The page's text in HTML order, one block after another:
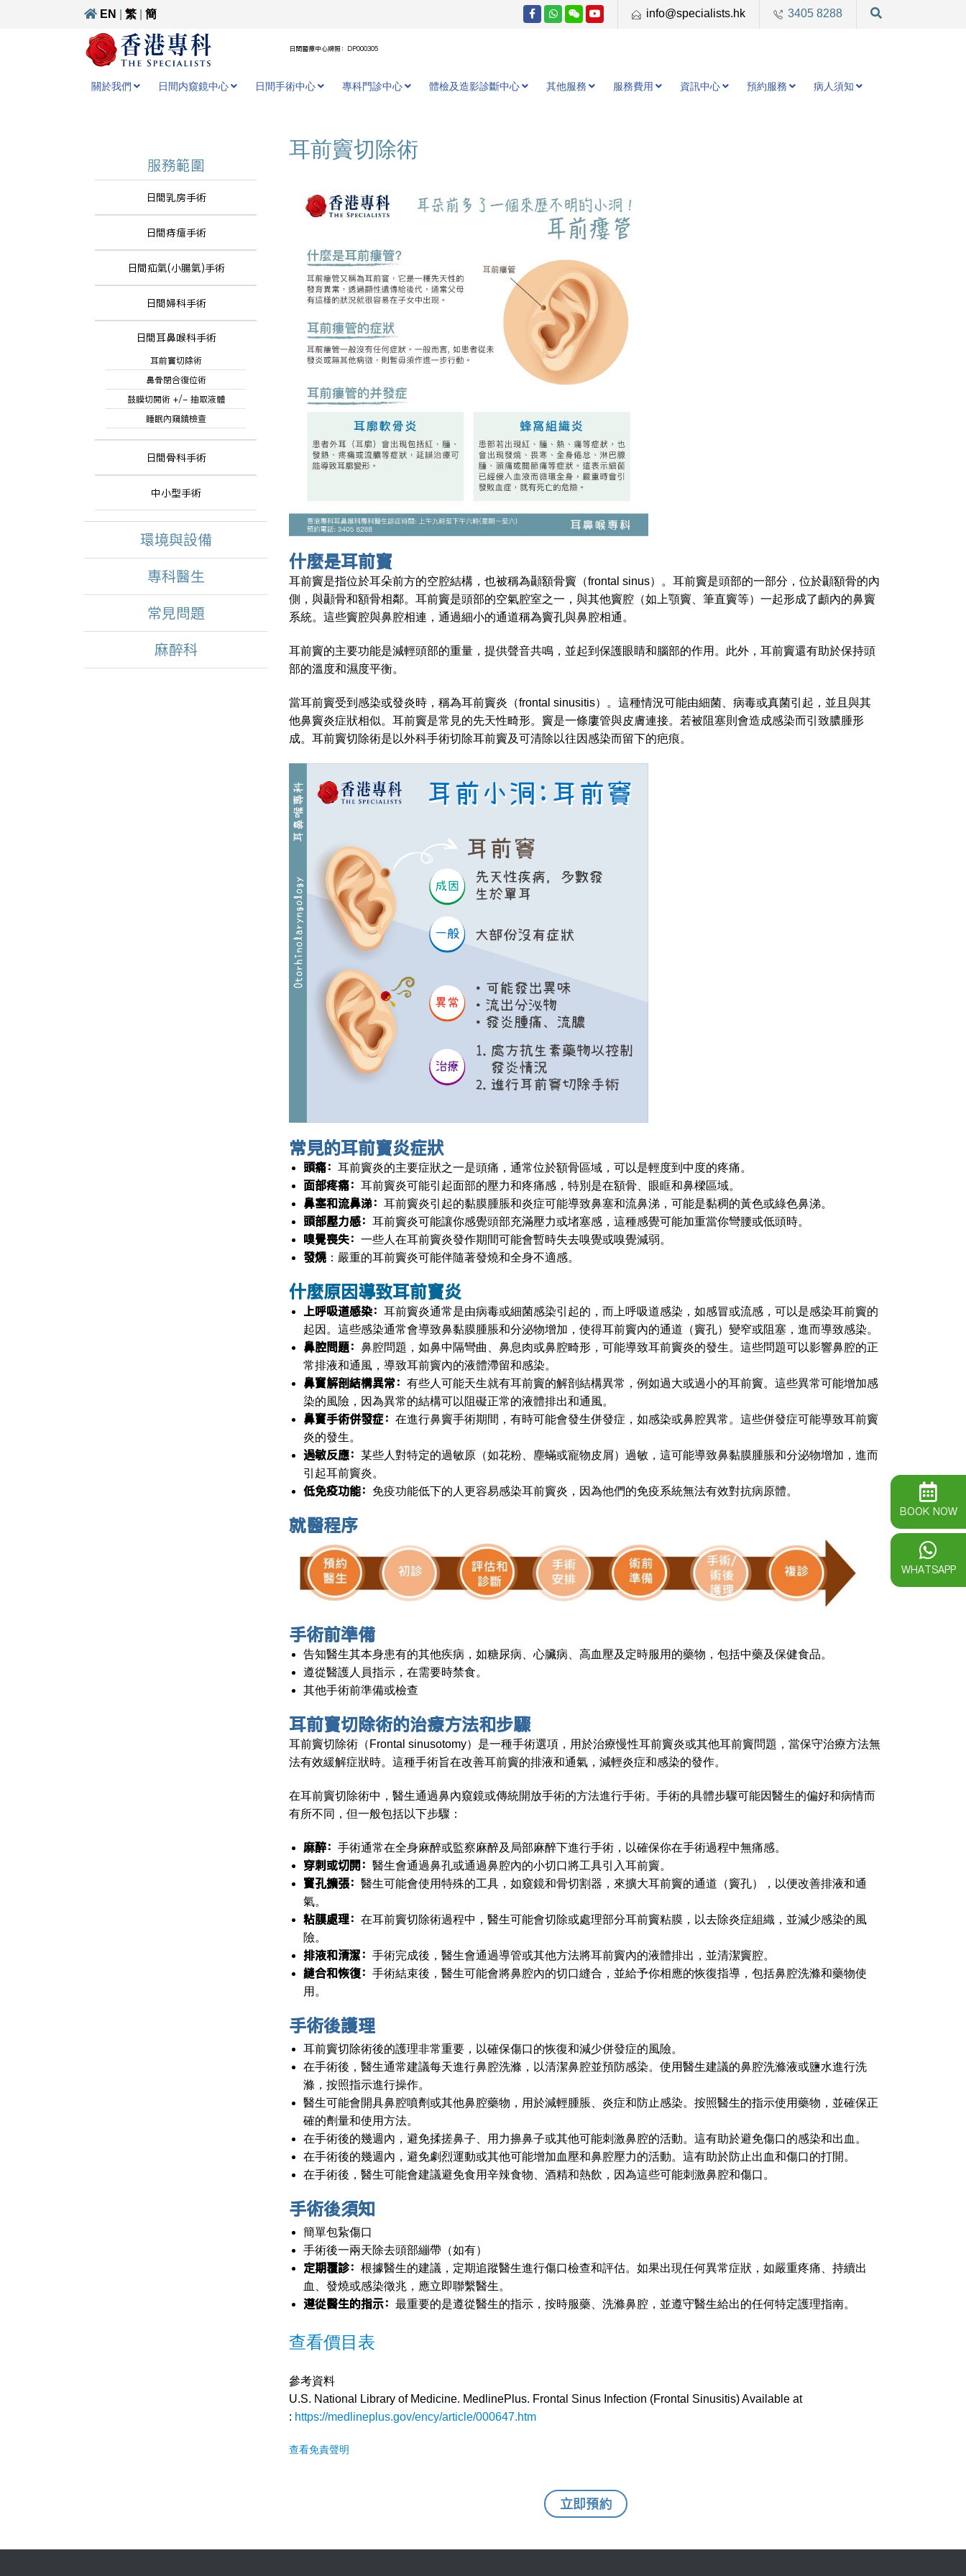
EN 繁 簡 info@specialists.hk 3405 8288
日間醫療中心牌照：DP000305
關於我們 日間内窺鏡中心 日間手術中心 專科門診中心 體檢及造影診斷中心 其他服務 服務費用 資訊中心 預約服務 病人須知
服務範圍
日間乳房手術
日間痔瘡手術
日間疝氣(小腸氣)手術
日間婦科手術
日間耳鼻喉科手術
耳前竇切除術
鼻骨閉合復位術
鼓膜切開術 +/- 抽取液體
睡眠內窺鏡檢查
日間骨科手術
中小型手術
環境與設備
專科醫生
常見問題
麻醉科
耳前竇切除術
什麼是耳前竇
耳前竇是指位於耳朵前方的空腔結構，也被稱為顳額骨竇（frontal sinus）。耳前竇是頭部的一部分，位於顳額骨的內
側，與顳骨和額骨相鄰。耳前竇是頭部的空氣腔室之一，與其他竇腔（如上顎竇、筆直竇等）一起形成了顱內的鼻竇
系統。這些竇腔與鼻腔相連，通過細小的通道稱為竇孔與鼻腔相通。
耳前竇的主要功能是減輕頭部的重量，提供聲音共鳴，並起到保護眼睛和腦部的作用。此外，耳前竇還有助於保持頭
部的溫度和濕度平衡。
當耳前竇受到感染或發炎時，稱為耳前竇炎（frontal sinusitis）。這種情況可能由細菌、病毒或真菌引起，並且與其
他鼻竇炎症狀相似。耳前竇是常見的先天性畸形。竇是一條廔管與皮膚連接。若被阻塞則會造成感染而引致膿腫形
成。耳前竇切除術是以外科手術切除耳前竇及可清除以往因感染而留下的疤痕。
常見的耳前竇炎症狀
頭痛： 耳前竇炎的主要症狀之一是頭痛，通常位於額骨區域，可以是輕度到中度的疼痛。
面部疼痛： 耳前竇炎可能引起面部的壓力和疼痛感，特別是在額骨、眼眶和鼻樑區域。
鼻塞和流鼻涕： 耳前竇炎引起的黏膜腫脹和炎症可能導致鼻塞和流鼻涕，可能是黏稠的黃色或綠色鼻涕。
頭部壓力感： 耳前竇炎可能讓你感覺頭部充滿壓力或堵塞感，這種感覺可能加重當你彎腰或低頭時。
嗅覺喪失： 一些人在耳前竇炎發作期間可能會暫時失去嗅覺或嗅覺減弱。
發燒 ：嚴重的耳前竇炎可能伴隨著發燒和全身不適感。
什麼原因導致耳前竇炎
上呼吸道感染： 耳前竇炎通常是由病毒或細菌感染引起的，而上呼吸道感染，如感冒或流感，可以是感染耳前竇的
起因。這些感染通常會導致鼻黏膜腫脹和分泌物增加，使得耳前竇內的通道（竇孔）變窄或阻塞，進而導致感染。
鼻腔問題： 鼻腔問題，如鼻中隔彎曲、鼻息肉或鼻腔畸形，可能導致耳前竇炎的發生。這些問題可以影響鼻腔的正
常排液和通風，導致耳前竇內的液體滯留和感染。
鼻竇解剖結構異常： 有些人可能天生就有耳前竇的解剖結構異常，例如過大或過小的耳前竇。這些異常可能增加感
染的風險，因為異常的結構可以阻礙正常的液體排出和通風。
鼻竇手術併發症： 在進行鼻竇手術期間，有時可能會發生併發症，如感染或鼻腔異常。這些併發症可能導致耳前竇
炎的發生。
過敏反應： 某些人對特定的過敏原（如花粉、塵蟎或寵物皮屑）過敏，這可能導致鼻黏膜腫脹和分泌物增加，進而
引起耳前竇炎。
低免疫功能： 免疫功能低下的人更容易感染耳前竇炎，因為他們的免疫系統無法有效對抗病原體。
就醫程序
手術前準備
告知醫生其本身患有的其他疾病，如糖尿病、心臟病、高血壓及定時服用的藥物，包括中藥及保健食品。
遵從醫護人員指示，在需要時禁食。
其他手術前準備或檢查
耳前竇切除術的治療方法和步驟
耳前竇切除術（Frontal sinusotomy）是一種手術選項，用於治療慢性耳前竇炎或其他耳前竇問題，當保守治療方法無
法有效緩解症狀時。這種手術旨在改善耳前竇的排液和通氣，減輕炎症和感染的發作。
在耳前竇切除術中，醫生通過鼻內窺鏡或傳統開放手術的方法進行手術。手術的具體步驟可能因醫生的偏好和病情而
有所不同，但一般包括以下步驟：
麻醉： 手術通常在全身麻醉或監察麻醉及局部麻醉下進行手術，以確保你在手術過程中無痛感。
穿刺或切開： 醫生會通過鼻孔或通過鼻腔內的小切口將工具引入耳前竇。
竇孔擴張： 醫生可能會使用特殊的工具，如窺鏡和骨切割器，來擴大耳前竇的通道（竇孔），以便改善排液和通
氣。
粘膜處理： 在耳前竇切除術過程中，醫生可能會切除或處理部分耳前竇粘膜，以去除炎症組織，並減少感染的風
險。
排液和清潔： 手術完成後，醫生會通過導管或其他方法將耳前竇內的液體排出，並清潔竇腔。
縫合和恢復： 手術結束後，醫生可能會將鼻腔內的切口縫合，並給予你相應的恢復指導，包括鼻腔洗滌和藥物使
用。
手術後護理
耳前竇切除術後的護理非常重要，以確保傷口的恢復和減少併發症的風險。
在手術後，醫生通常建議每天進行鼻腔洗滌，以清潔鼻腔並預防感染。使用醫生建議的鼻腔洗滌液或鹽水進行洗
滌，按照指示進行操作。
醫生可能會開具鼻腔噴劑或其他鼻腔藥物，用於減輕腫脹、炎症和防止感染。按照醫生的指示使用藥物，並確保正
確的劑量和使用方法。
在手術後的幾週內，避免揉搓鼻子、用力擤鼻子或其他可能刺激鼻腔的活動。這有助於避免傷口的感染和出血。
在手術後的幾週內，避免劇烈運動或其他可能增加血壓和鼻腔壓力的活動。這有助於防止出血和傷口的打開。
在手術後，醫生可能會建議避免食用辛辣食物、酒精和熱飲，因為這些可能刺激鼻腔和傷口。
手術後須知
簡單包紥傷口
手術後一兩天除去頭部繃帶（如有）
定期覆診： 根據醫生的建議，定期追蹤醫生進行傷口檢查和評估。如果出現任何異常症狀，如嚴重疼痛、持續出
血、發燒或感染徵兆，應立即聯繫醫生。
遵從醫生的指示： 最重要的是遵從醫生的指示，按時服藥、洗滌鼻腔，並遵守醫生給出的任何特定護理指南。
查看價目表
參考資料
U.S. National Library of Medicine. MedlinePlus. Frontal Sinus Infection (Frontal Sinusitis) Available at
: https://medlineplus.gov/ency/article/000647.htm
查看免責聲明
立即預約
BOOK NOW
WHATSAPP